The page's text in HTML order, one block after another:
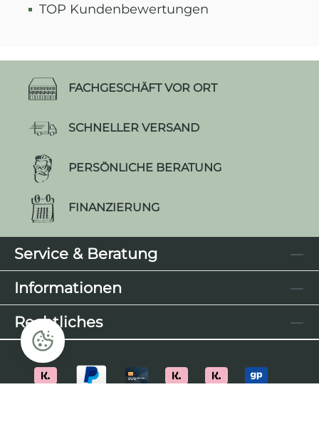
TOP Kundenbewertungen
FACHGESCHÄFT VOR ORT
SCHNELLER VERSAND
PERSÖNLICHE BERATUNG
FINANZIERUNG
Service & Beratung
Informationen
Rechtliches